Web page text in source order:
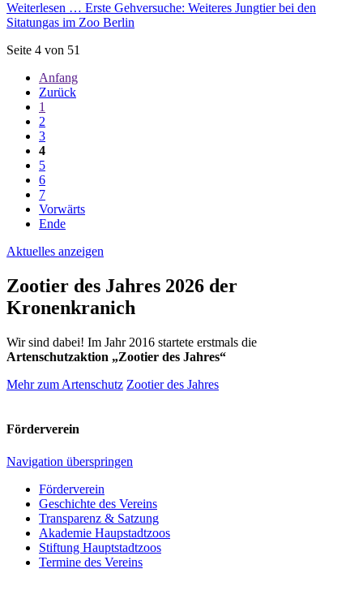
Weiterlesen … Erste Gehversuche: Weiteres Jungtier bei den
Sitatungas im Zoo Berlin
Seite 4 von 51
Anfang
Zurück
1
2
3
4
5
6
7
Vorwärts
Ende
Aktuelles anzeigen
Zootier des Jahres 2026 der
Kronenkranich
Wir sind dabei! Im Jahr 2016 startete erstmals die
Artenschutzaktion „Zootier des Jahres“
Mehr zum Artenschutz Zootier des Jahres
Förderverein
Navigation überspringen
Förderverein
Geschichte des Vereins
Transparenz & Satzung
Akademie Haupstadtzoos
Stiftung Hauptstadtzoos
Termine des Vereins